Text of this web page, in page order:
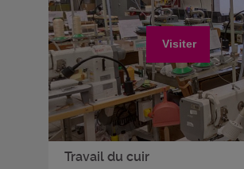
Visiter
Travail du cuir